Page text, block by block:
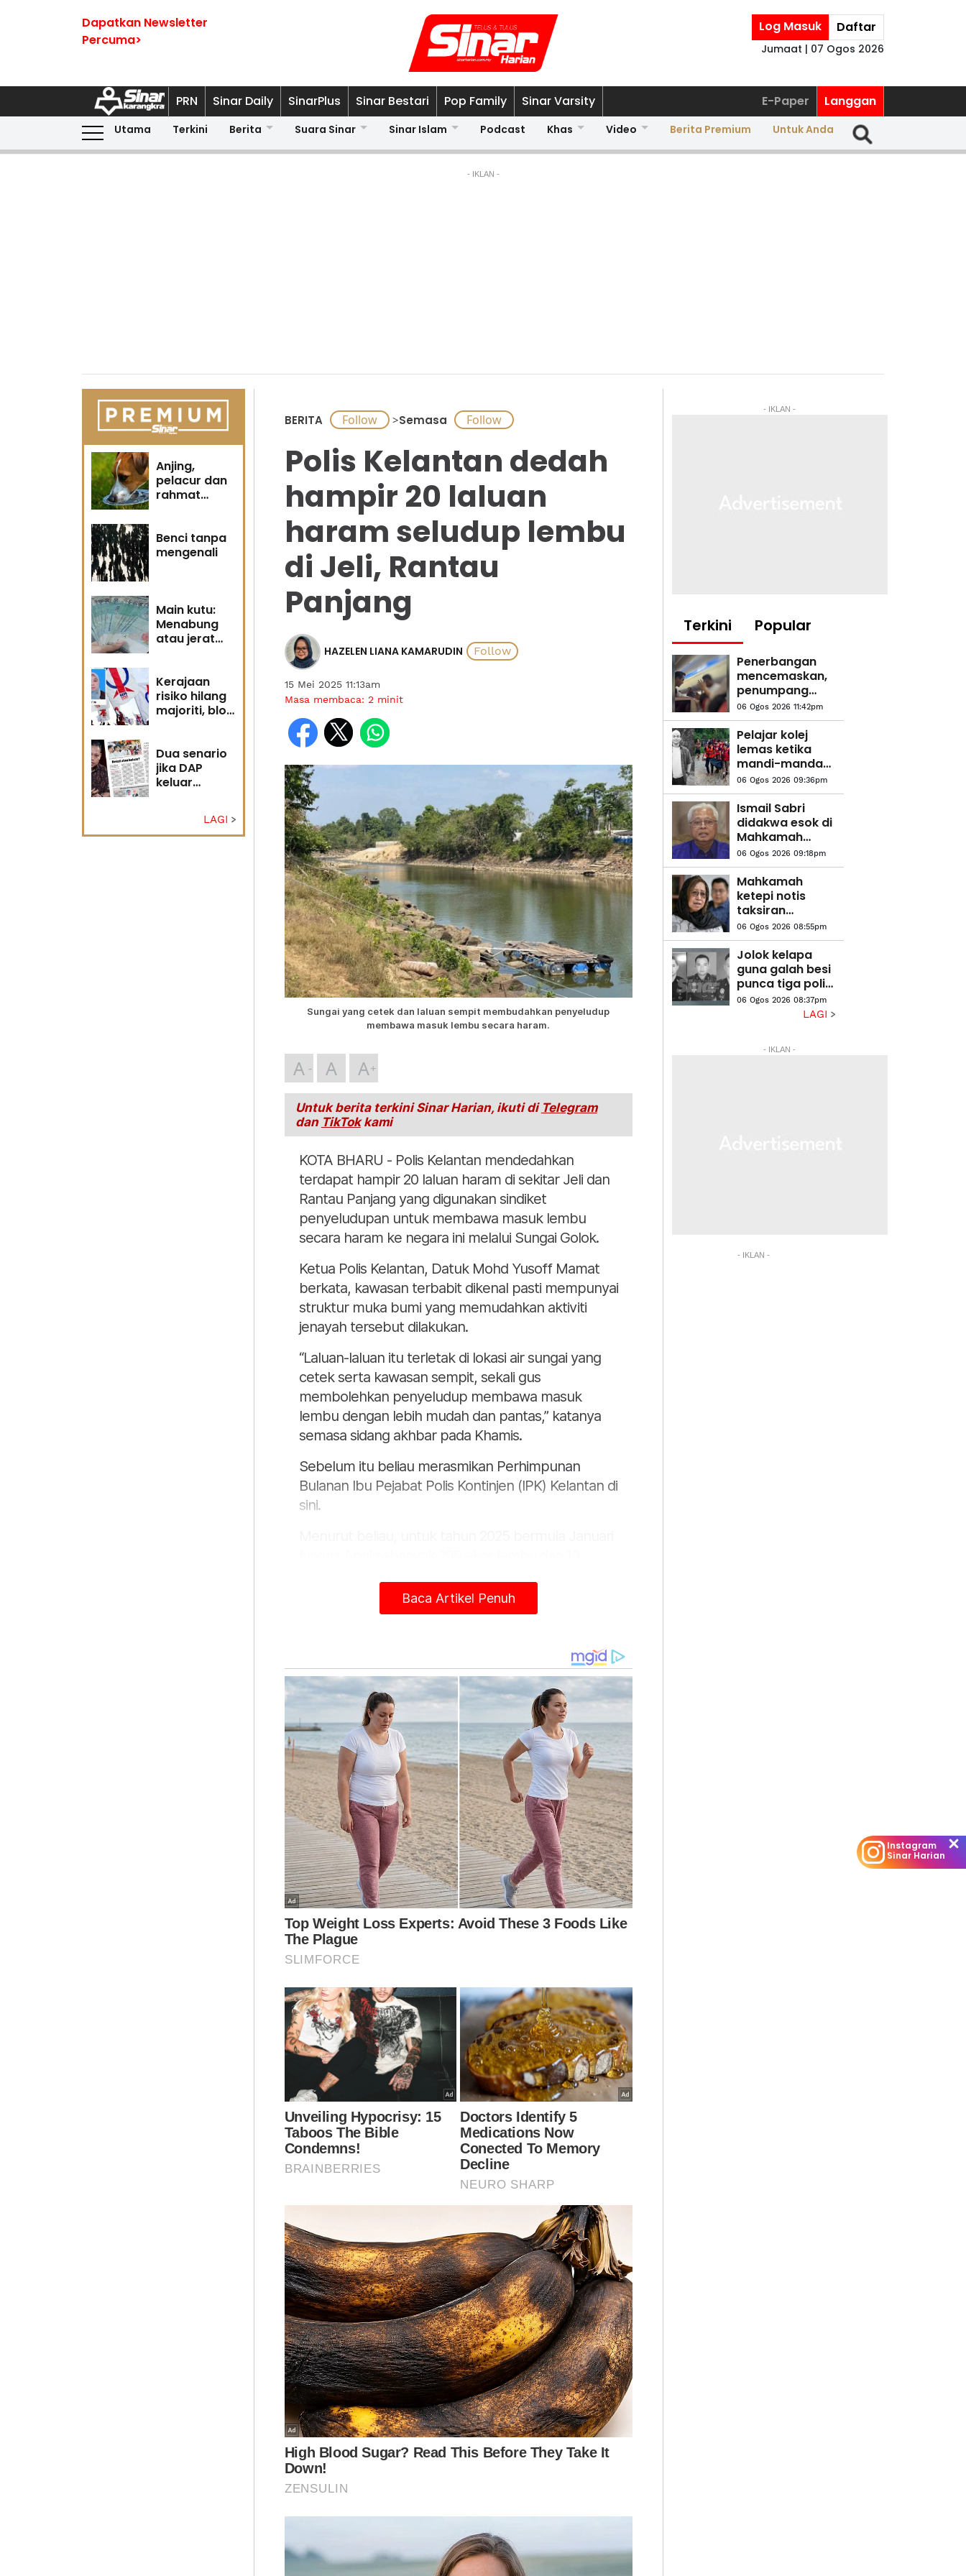
Dapatkan Newsletter
Percuma>
Log Masuk Daftar
Jumaat | 07 Ogos 2026
PRN Sinar Daily SinarPlus Sinar Bestari Pop Family Sinar Varsity E-Paper Langgan
Utama Terkini Berita Suara Sinar Sinar Islam Podcast Khas Video Berita Premium Untuk Anda
- IKLAN -
Anjing,
pelacur dan
rahmat
Benci tanpa
mengenali
Main kutu:
Menabung
atau jerat
Kerajaan
risiko hilang
majoriti, blok
semula
Dua senario
jika DAP
keluar
LAGI
BERITA >Semasa
Polis Kelantan dedah
hampir 20 laluan
haram seludup lembu
di Jeli, Rantau
Panjang
HAZELEN LIANA KAMARUDIN
15 Mei 2025 11:13am
Masa membaca: 2 minit
Sungai yang cetek dan laluan sempit membudahkan penyeludup
membawa masuk lembu secara haram.
A A A
Untuk berita terkini Sinar Harian, ikuti di Telegram
dan TikTokkami
KOTA BHARU - Polis Kelantan mendedahkan
terdapat hampir 20 laluan haram di sekitar Jeli dan
Rantau Panjang yang digunakan sindiket
penyeludupan untuk membawa masuk lembu
secara haram ke negara ini melalui Sungai Golok.
Ketua Polis Kelantan, Datuk Mohd Yusoff Mamat
berkata, kawasan terbabit dikenal pasti mempunyai
struktur muka bumi yang memudahkan aktiviti
jenayah tersebut dilakukan.
“Laluan-laluan itu terletak di lokasi air sungai yang
cetek serta kawasan sempit, sekali gus
membolehkan penyeludup membawa masuk
lembu dengan lebih mudah dan pantas,” katanya
semasa sidang akhbar pada Khamis.
Sebelum itu beliau merasmikan Perhimpunan
Bulanan Ibu Pejabat Polis Kontinjen (IPK) Kelantan di
sini.
jika dibandingkan sepanjang tahun 2024 hanya 390
lembu dan kerbau (25).
Ujarnya, dalam tempoh empat bulan nilai rampasan
mencecah RM2.5 juta berbanding sepanjang tahun
lalu dari Januari hingga Disember hanya RM3 juta.
Mohd Yusoff memberitahu, Pasukan Gerakan Am
(PGA) kekal sebagai penyumbang utama kejayaan
dengan 95 peratus daripada keseluruhan lembu
"Ia diikuti oleh ATM (Angkatan Tentera Malaysia),
Polis dan PPM (Pasukan Polis Marin).
"Pencapaian ini membuktikan komitmen
berterusan Polis Kelantan bersama agensi
keselamatan lain dalam mengekang aktiviti
penyeludupan rentas sempadan," katanya.
Artikel Berkaitan:
Lembu seludup dari Thailand bawa maut - Polis
Penghuni PPR Kota Bharu tak bayar kos selenggara
hampir RM700,000
Menurut beliau, pihaknya akan terus
memperkukuh risikan, rondaan dan kerjasama
antara agensi demi menjaga keselamatan negara
dan memastikan aktiviti penyeludupan dapat
dibanteras sepenuhnya.
Baca Artikel Penuh
- IKLAN -
Terkini Popular
Penerbangan
mencemaskan,
penumpang
didakwa cuba
buka pintu
kecemasan
06 Ogos 2026 11:42pm
Pelajar kolej
lemas ketika
mandi-manda
bersama
sembilan rakan
06 Ogos 2026 09:36pm
Ismail Sabri
didakwa esok di
Mahkamah
Sesyen Kuala
Lumpur
06 Ogos 2026 09:18pm
Mahkamah
ketepi notis
taksiran
tambahan cukai
RM313.8 juta
terhadap
Na'imah
06 Ogos 2026 08:55pm
Jolok kelapa
guna galah besi
punca tiga polis
maut terkena
renjatan elektrik
06 Ogos 2026 08:37pm
LAGI
- IKLAN -
- IKLAN -
Instagram
Sinar Harian